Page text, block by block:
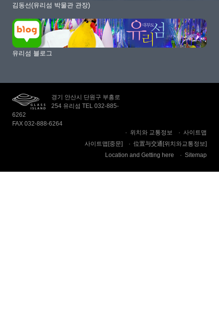
김동선(유리섬 박물관 관장)
유리섬 블로그
경기 안산시 단원구 부흥로
254 유리섬 TEL 032-885-
6262
FAX 032-888-6264
위치와 교통정보
사이트맵
사이트맵[중문]
位置与交通[위치와교통정보]
Location and Getting here
Sitemap